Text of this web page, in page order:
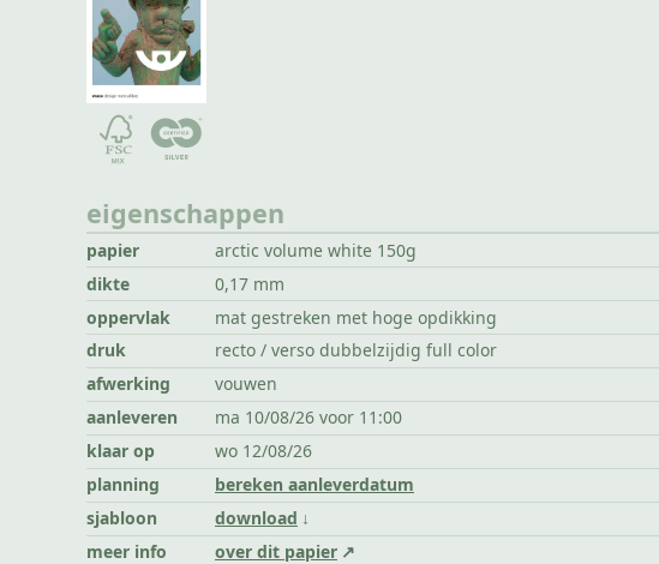
eigenschappen
papier
arctic volume white 150g
dikte
0,17 mm
oppervlak
mat gestreken met hoge opdikking
druk
recto / verso dubbelzijdig full color
afwerking
vouwen
aanleveren
ma 10/08/26 voor 11:00
klaar op
wo 12/08/26
planning
bereken aanleverdatum
sjabloon
download
meer info
over dit papier